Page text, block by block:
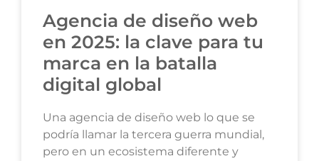
Agencia de diseño web
en 2025: la clave para tu
marca en la batalla
digital global
Una agencia de diseño web lo que se
podría llamar la tercera guerra mundial,
pero en un ecosistema diferente y